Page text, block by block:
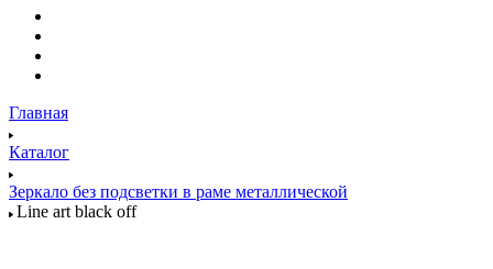
Главная
Каталог
Зеркало без подсветки в раме металлической
Line art black off